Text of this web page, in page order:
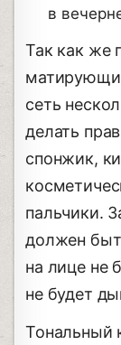
в
Так как же
сеть
делать
спонжик,
пальчики.
должен
на лице не
не будет
Тональный